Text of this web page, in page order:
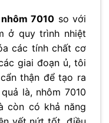
7010 so với
ở quy trình nhiệt
các tính chất cơ
giai đoạn ủ, tôi
thận để tạo ra
là, nhôm 7010
còn có khả năng